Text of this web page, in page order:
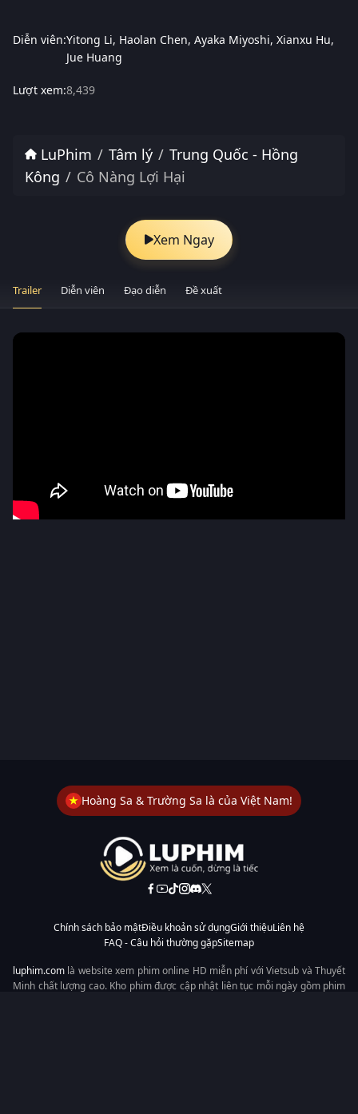
Diễn viên:Yitong Li Haolan Chen Ayaka Miyoshi Xianxu Hu
Jue Huang
Lượt xem:8,439
LuPhim Tâm lý
Trung Quốc - Hồng
Kông
Cô Nàng Lợi Hại
Xem Ngay
Trailer Diễn viên Đạo diễn Đề xuất
Hoàng Sa & Trường Sa là của Việt Nam!
Chính sách bảo mậtĐiều khoản sử dụngGiới thiệuLiên hệ
FAQ - Câu hỏi thường gặpSitemap
luphim.com là website xem phim online HD miễn phí với Vietsub và Thuyết
Minh chất lượng cao. Kho phim được cập nhật liên tục mỗi ngày gồm phim